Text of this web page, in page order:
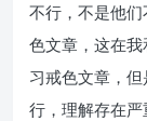
不行，不是他
色文章，这在
习戒色文章，
行，理解存在